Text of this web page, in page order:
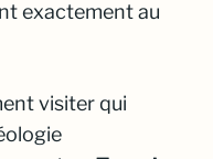
exactement au
visiter qui